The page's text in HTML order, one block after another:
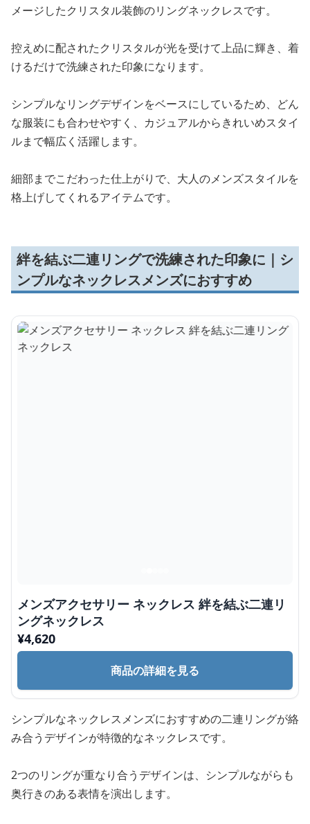
メージしたクリスタル装飾のリングネックレスです。
控えめに配されたクリスタルが光を受けて上品に輝き、着
けるだけで洗練された印象になります。
シンプルなリングデザインをベースにしているため、どん
な服装にも合わせやすく、カジュアルからきれいめスタイ
ルまで幅広く活躍します。
細部までこだわった仕上がりで、大人のメンズスタイルを
格上げしてくれるアイテムです。
絆を結ぶ二連リングで洗練された印象に｜シ
ンプルなネックレスメンズにおすすめ
メンズアクセサリー ネックレス 絆を結ぶ二連リ
ングネックレス
¥4,620
商品の詳細を見る
シンプルなネックレスメンズにおすすめの二連リングが絡
み合うデザインが特徴的なネックレスです。
2つのリングが重なり合うデザインは、シンプルながらも
奥行きのある表情を演出します。